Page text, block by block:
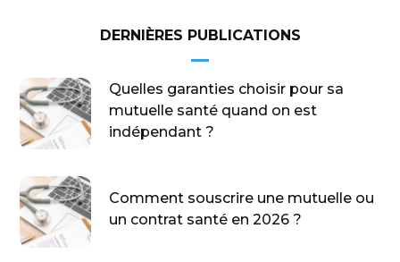
DERNIÈRES PUBLICATIONS
Quelles garanties choisir pour sa
mutuelle santé quand on est
indépendant ?
Comment souscrire une mutuelle ou
un contrat santé en 2026 ?